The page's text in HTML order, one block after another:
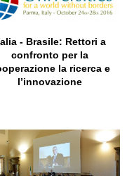
- Brasile: Rettori a
confronto per la
la ricerca e
l’innovazione